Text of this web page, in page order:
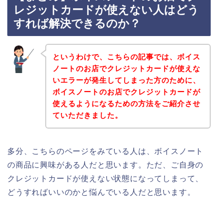
レジットカードが使えない人はどう
すれば解決できるのか？
というわけで、こちらの記事では、ボイス
ノートのお店でクレジットカードが使えな
いエラーが発生してしまった方のために、
ボイスノートのお店でクレジットカードが
使えるようになるための方法をご紹介させ
ていただきました。
多分、こちらのページをみている人は、ボイスノート
の商品に興味がある人だと思います。ただ、ご自身の
クレジットカードが使えない状態になってしまって、
どうすればいいのかと悩んでいる人だと思います。